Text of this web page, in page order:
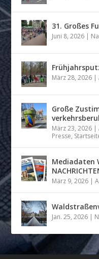
31. Großes
Juni 8, 2026 |
März 28, 2026 |
Große
März 23, 2026 |
Presse,
Mediadaten
März 9, 2026 |
Jan. 25, 2026 |